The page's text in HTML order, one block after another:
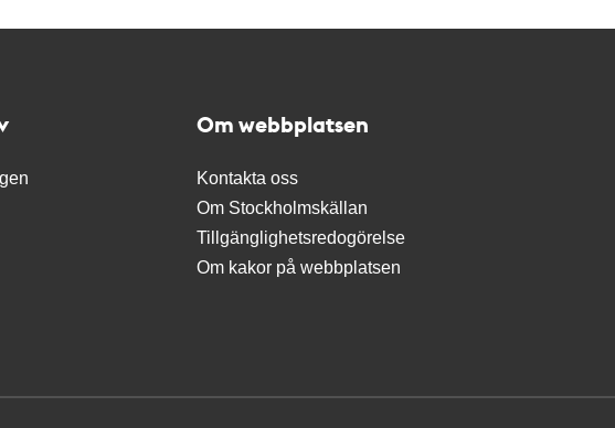
Om webbplatsen
Kontakta oss
Om Stockholmskällan
Tillgänglighetsredogörelse
Om kakor på webbplatsen